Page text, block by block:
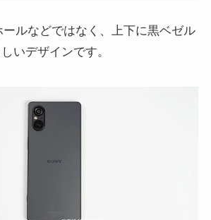
ルなどではなく、上下に黒ベゼル
いデザインです。